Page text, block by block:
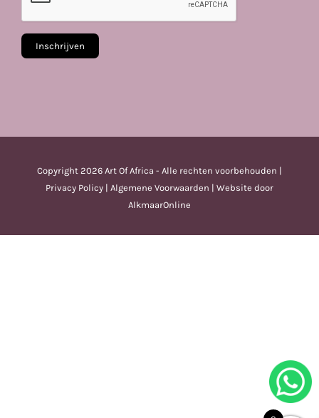
Copyright 2026 Art Of Africa - Alle rechten voorbehouden |
Privacy Policy | Algemene Voorwaarden | Website door
AlkmaarOnline